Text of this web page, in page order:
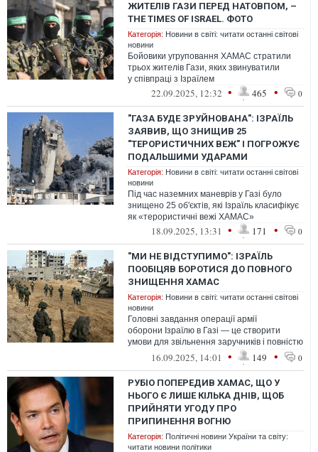
ЖИТЕЛІВ ГАЗИ ПЕРЕД НАТОВПОМ, –
THE TIMES OF ISRAEL. ФОТО
Категорія: Новини в світі: читати останні світові
новини
Бойовики угруповання ХАМАС стратили
трьох жителів Гази, яких звинуватили
у співпраці з Ізраїлем
22.09.2025, 12:32 • 465 • 0
"ГАЗА БУДЕ ЗРУЙНОВАНА": ІЗРАЇЛЬ
ЗАЯВИВ, ЩО ЗНИЩИВ 25
"ТЕРОРИСТИЧНИХ ВЕЖ" І ПОГРОЖУЄ
ПОДАЛЬШИМИ УДАРАМИ
Категорія: Новини в світі: читати останні світові
новини
Під час наземних маневрів у Газі було
знищено 25 об'єктів, які Ізраїль класифікує
як «терористичні вежі ХАМАС»
18.09.2025, 13:31 • 171 • 0
"МИ НЕ ВІДСТУПИМО": ІЗРАЇЛЬ
ПООБІЦЯВ БОРОТИСЯ ДО ПОВНОГО
ЗНИЩЕННЯ ХАМАС
Категорія: Новини в світі: читати останні світові
новини
Головні завдання операції армії
оборони Ізраїлю в Газі — це створити
умови для звільнення заручників і повністю
знищити ХАМАС
16.09.2025, 14:01 • 149 • 0
РУБІО ПОПЕРЕДИВ ХАМАС, ЩО У
НЬОГО Є ЛИШЕ КІЛЬКА ДНІВ, ЩОБ
ПРИЙНЯТИ УГОДУ ПРО
ПРИПИНЕННЯ ВОГНЮ
Категорія: Політичні новини України та світу:
читати новини політики